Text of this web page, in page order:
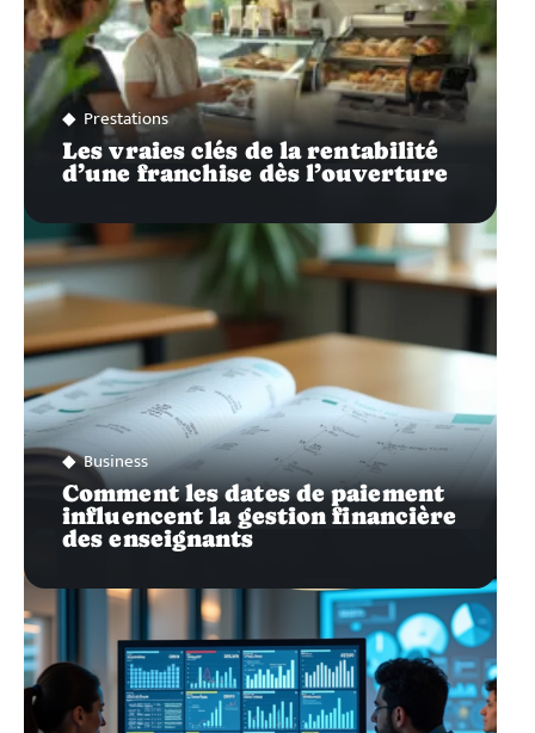
Prestations
Les vraies clés de la rentabilité
d’une franchise dès l’ouverture
Business
Comment les dates de paiement
influencent la gestion financière
des enseignants